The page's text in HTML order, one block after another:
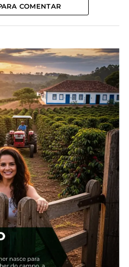
ventania com chuva mais
variar de 50 a 70 km/h,
superar os 100 km/h, nas
feira (25), o ciclone deverá
seco com a presença
no Sul do país. À
Paraná, que ainda terá
cenário, o INMET
poderá provocar
na faixa litorânea dos
de acompanhar as
do tempo e avisos
emitidos diariamente no
COMENTAR